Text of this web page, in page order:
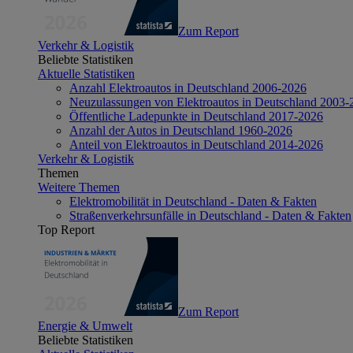
Zum Report
Verkehr & Logistik
Beliebte Statistiken
Aktuelle Statistiken
Anzahl Elektroautos in Deutschland 2006-2026
Neuzulassungen von Elektroautos in Deutschland 2003-
Öffentliche Ladepunkte in Deutschland 2017-2026
Anzahl der Autos in Deutschland 1960-2026
Anteil von Elektroautos in Deutschland 2014-2026
Verkehr & Logistik
Themen
Weitere Themen
Elektromobilität in Deutschland - Daten & Fakten
Straßenverkehrsunfälle in Deutschland - Daten & Fakten
Top Report
Zum Report
Energie & Umwelt
Beliebte Statistiken